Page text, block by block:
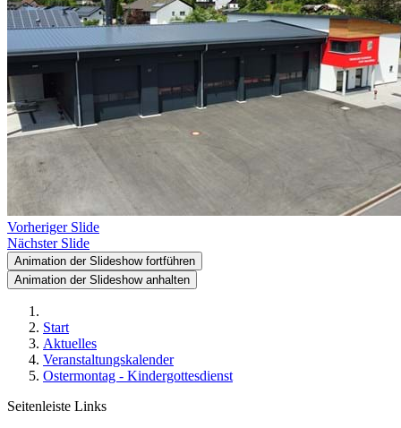
Vorheriger Slide
Nächster Slide
Animation der Slideshow fortführen
Animation der Slideshow anhalten
Start
Aktuelles
Veranstaltungskalender
Ostermontag - Kindergottesdienst
Seitenleiste Links